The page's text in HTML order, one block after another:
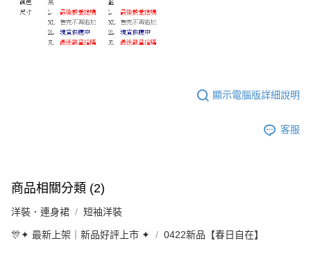
顯示電腦版詳細說明
客服
商品相關分類 (2)
洋裝．連身裙 短袖洋裝
🎊✦ 最新上架｜新品好評上市 ✦ 0422新品【春日自在】